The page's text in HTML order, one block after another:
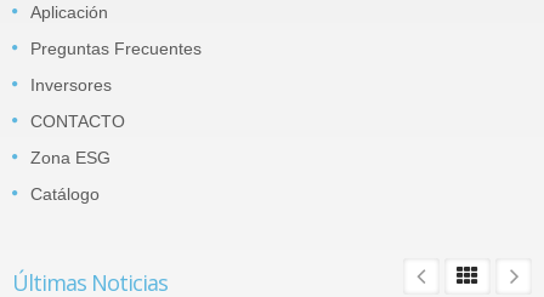
Aplicación
Preguntas Frecuentes
Inversores
CONTACTO
Zona ESG
Catálogo
Últimas Noticias